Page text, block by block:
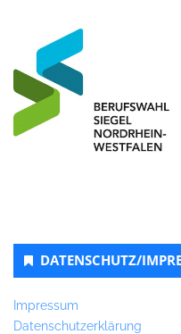
DATENSCHUTZ/
Impressum
Datenschutzerklärung